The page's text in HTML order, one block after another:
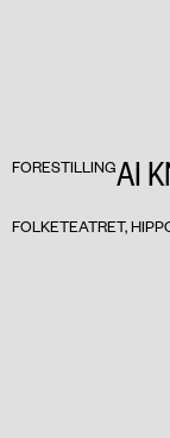
FORESTILLINGAI
FOLKETEATRET,